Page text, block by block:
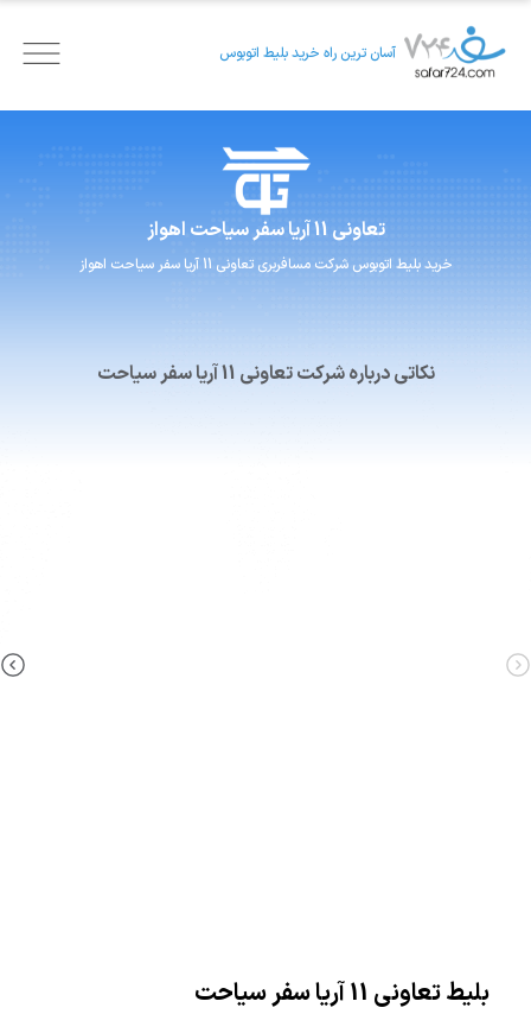
آسان ترین راه خرید بلیط اتوبوس
تعاونی 11 آریا سفر سیاحت اهواز
خرید بلیط اتوبوس شرکت مسافربری تعاونی 11 آریا سفر سیاحت اهواز
نکاتی درباره شرکت تعاونی 11 آریا سفر سیاحت
بلیط تعاونی 11 آریا سفر سیاحت